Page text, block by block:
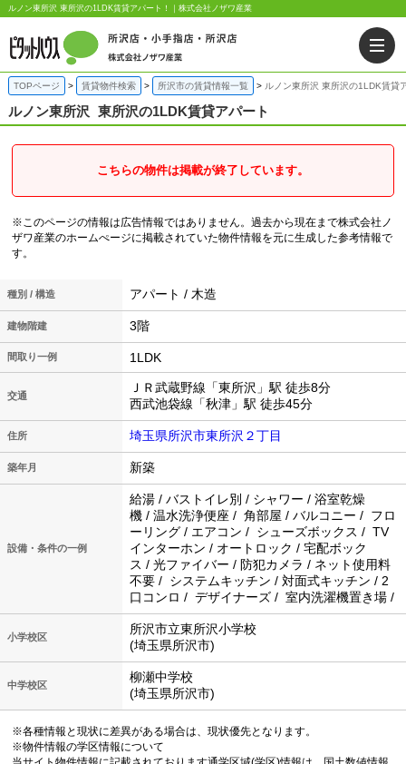
ルノン東所沢 東所沢の1LDK賃貸アパート！｜株式会社ノザワ産業
TOPページ 賃貸物件検索 所沢市の賃貸情報一覧 ルノン東所沢 東所沢の1LDK賃貸
ルノン東所沢 東所沢の1LDK賃貸アパート
こちらの物件は掲載が終了しています。
※このページの情報は広告情報ではありません。過去から現在まで株式会社ノ
ザワ産業のホームぺージに掲載されていた物件情報を元に生成した参考情報で
す。
種別 / 構造 アパート / 木造
建物階建 3階
間取り一例 1LDK
交通
ＪＲ武蔵野線「東所沢」駅 徒歩8分
西武池袋線「秋津」駅 徒歩45分
住所 埼玉県所沢市東所沢２丁目
築年月 新築
設備・条件の一例
給湯 / バストイレ別 / シャワー / 浴室乾燥
機 / 温水洗浄便座 / 角部屋 / バルコニー / フロ
ーリング / エアコン / シューズボックス / TV
インターホン / オートロック / 宅配ボック
ス / 光ファイバー / 防犯カメラ / ネット使用料
不要 / システムキッチン / 対面式キッチン / 2
口コンロ / デザイナーズ / 室内洗濯機置き場 /
小学校区
所沢市立東所沢小学校
(埼玉県所沢市)
中学校区
柳瀬中学校
(埼玉県所沢市)
※各種情報と現状に差異がある場合は、現状優先となります。
※物件情報の学区情報について